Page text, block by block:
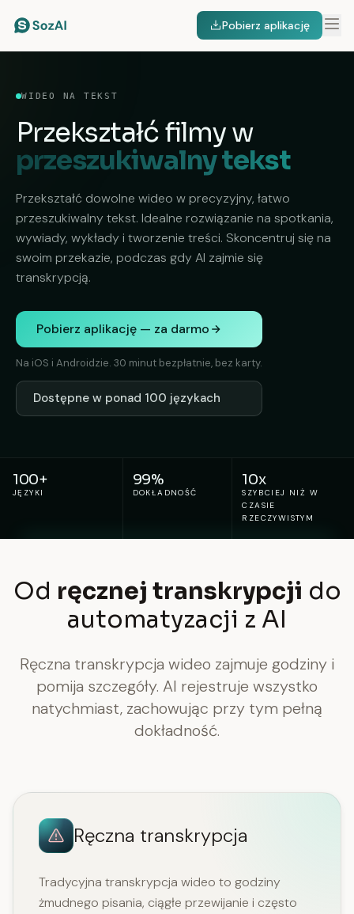
Pobierz aplikację
WIDEO NA TEKST
Przekształć filmy w
przeszukiwalny tekst
Przekształć dowolne wideo w precyzyjny, łatwo
przeszukiwalny tekst. Idealne rozwiązanie na spotkania,
wywiady, wykłady i tworzenie treści. Skoncentruj się na
swoim przekazie, podczas gdy AI zajmie się
transkrypcją.
Pobierz aplikację — za darmo
Na iOS i Androidzie. 30 minut bezpłatnie, bez karty.
Dostępne w ponad 100 językach
100+
JĘZYKI
99%
DOKŁADNOŚĆ
10x
SZYBCIEJ NIŻ W
CZASIE
RZECZYWISTYM
Od ręcznej transkrypcji do
automatyzacji z AI
Ręczna transkrypcja wideo zajmuje godziny i
pomija szczegóły. AI rejestruje wszystko
natychmiast, zachowując przy tym pełną
dokładność.
Ręczna transkrypcja
Tradycyjna transkrypcja wideo to godziny
żmudnego pisania, ciągłe przewijanie i często